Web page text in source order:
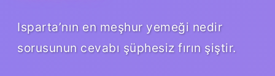
Isparta’nın en meşhur yemeği nedir
sorusunun cevabı şüphesiz fırın şiştir.